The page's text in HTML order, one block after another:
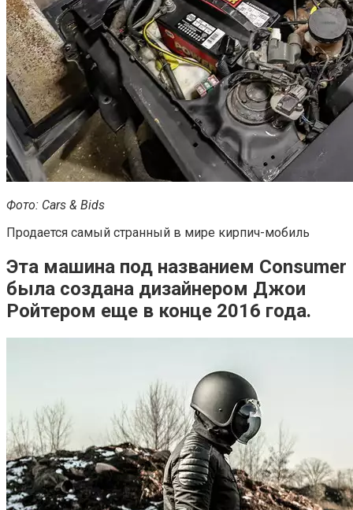
Фото: Cars & Bids
Продается самый странный в мире кирпич-мобиль
Эта машина под названием Consumer
была создана дизайнером Джои
Ройтером еще в конце 2016 года.